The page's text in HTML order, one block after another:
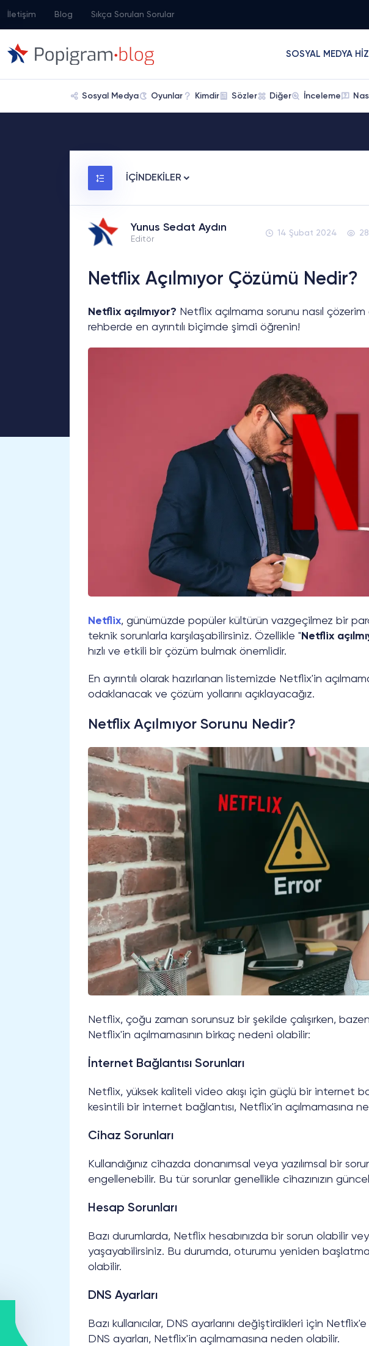
İletişim Blog Sıkça Sorulan Sorular
SOSYAL MEDYA
Sosyal Medya Oyunlar Kimdir Sözler Diğer İnceleme
İÇİNDEKİLER
Yunus Sedat Aydın
Editör
14 Şubat 2024
Netflix Açılmıyor Çözümü Nedir?
Netflix açılmıyor? Netflix açılmama sorunu nasıl çözerim
rehberde en ayrıntılı biçimde şimdi öğrenin!
Netflix, günümüzde popüler kültürün vazgeçilmez bir
teknik sorunlarla karşılaşabilirsiniz. Özellikle " Netflix
hızlı ve etkili bir çözüm bulmak önemlidir.
En ayrıntılı olarak hazırlanan listemizde Netflix'in
odaklanacak ve çözüm yollarını açıklayacağız.
Netflix Açılmıyor Sorunu Nedir?
Netflix, çoğu zaman sorunsuz bir şekilde çalışırken, bazen
Netflix'in açılmamasının birkaç nedeni olabilir:
İnternet Bağlantısı Sorunları
Netflix, yüksek kaliteli video akışı için güçlü bir internet
kesintili bir internet bağlantısı, Netflix'in açılmamasına
Cihaz Sorunları
Kullandığınız cihazda donanımsal veya yazılımsal bir
engellenebilir. Bu tür sorunlar genellikle cihazınızın
Hesap Sorunları
Bazı durumlarda, Netflix hesabınızda bir sorun olabilir
yaşayabilirsiniz. Bu durumda, oturumu yeniden
olabilir.
DNS Ayarları
Bazı kullanıcılar, DNS ayarlarını değiştirdikleri için
DNS ayarları, Netflix'in açılmamasına neden olabilir.